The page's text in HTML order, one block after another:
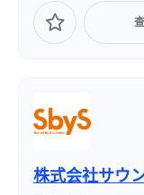
トと共に課題を解
株式会社サウ